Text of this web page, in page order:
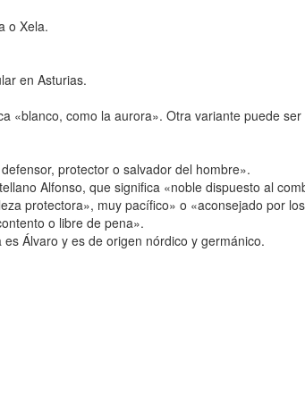
o Xela.
en Asturias.
«blanco, como la aurora». Otra variante puede ser
protector o salvador del hombre».
Alfonso, que significa «noble dispuesto al
protectora», muy pacífico» o «aconsejado por
o libre de pena».
Álvaro y es de origen nórdico y germánico.